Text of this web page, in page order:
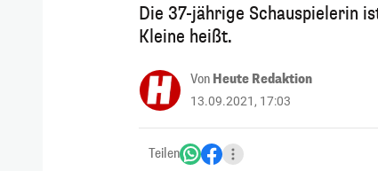
Die 37-jährige Schauspielerin
Kleine heißt.
Von Heute Redaktion
13.09.2021, 17:03
Teilen